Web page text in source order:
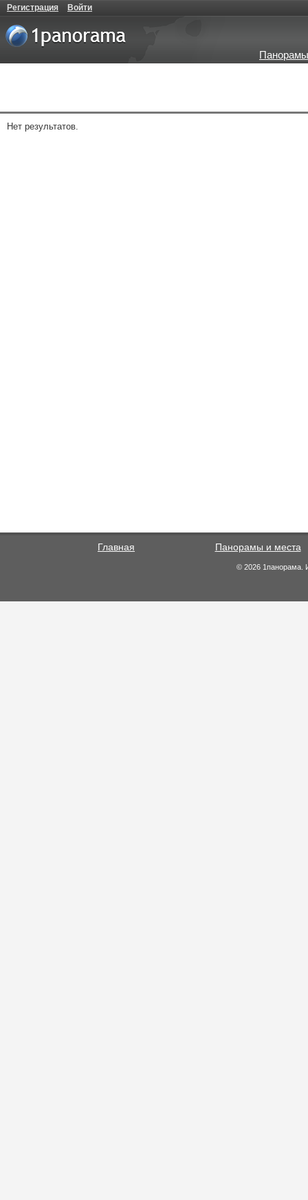
Регистрация Войти
Нет результатов.
Главная Панорамы и места
© 2026 1панорама.